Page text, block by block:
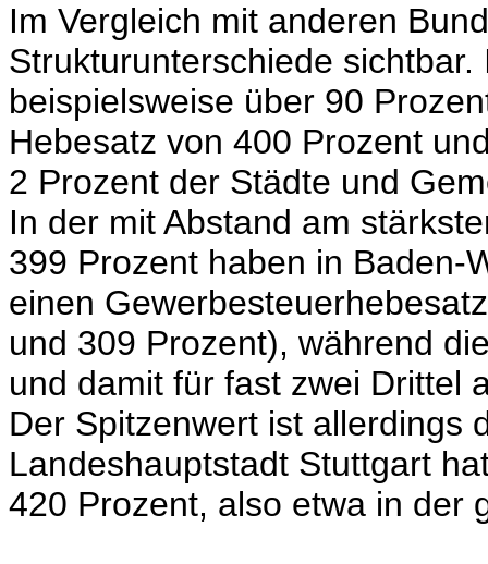
Im Vergleich mit anderen
Strukturunterschiede
beispielsweise über 90
Hebesatz von 400 Prozent
2 Prozent der Städte und
In der mit Abstand am
399 Prozent haben in Baden-
einen
und 309 Prozent), während
und damit für fast zwei Drittel
Der Spitzenwert ist allerdings
Landeshauptstadt Stuttgart
420 Prozent, also etwa in der